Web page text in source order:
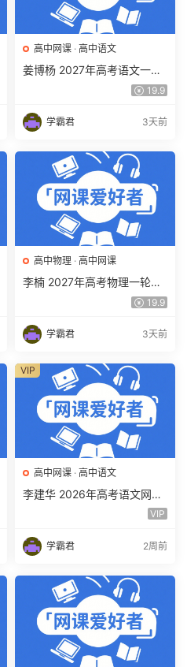
高中网课 · 高中语文
姜博杨 2027年高考语文一轮
复习网课教程 高三语文 上学
下载
19.9
学霸君 3天前
高中物理 · 高中网课
李楠 2027年高考物理一轮复
习网课教程 高三物理 上学期
载
19.9
学霸君 3天前
高中网课 · 高中语文
李建华 2026年高考语文网课
教程 高三语文 a+二三轮复习
VIP
学霸君 2周前
VIP